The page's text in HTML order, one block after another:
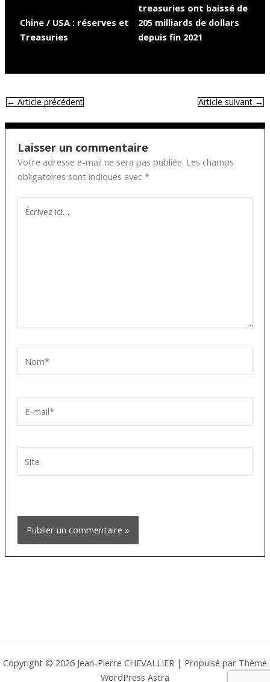
Chine / USA : réserves et
Treasuries
treasuries ont baissé de
205 milliards de dollars
depuis fin 2021
←Article précédent Article suivant→
Laisser un commentaire
Votre adresse e-mail ne sera pas publiée. Les champs
obligatoires sont indiqués avec *
ici…
mail*
Copyright © 2026 Jean-Pierre CHEVALLIER | Propulsé par Thème
WordPress Astra